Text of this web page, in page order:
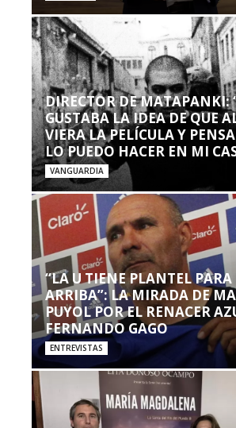
DIRECTOR DE MATAPANKI:
GUSTABA LA IDEA DE QUE
VIERA LA PELÍCULA Y
LO PUEDO HACER EN MI
VANGUARDIA
“LA U TIENE PLANTEL PARA
ARRIBA”: LA MIRADA DE
PUYOL POR EL RENACER
FERNANDO GAGO
ENTREVISTAS